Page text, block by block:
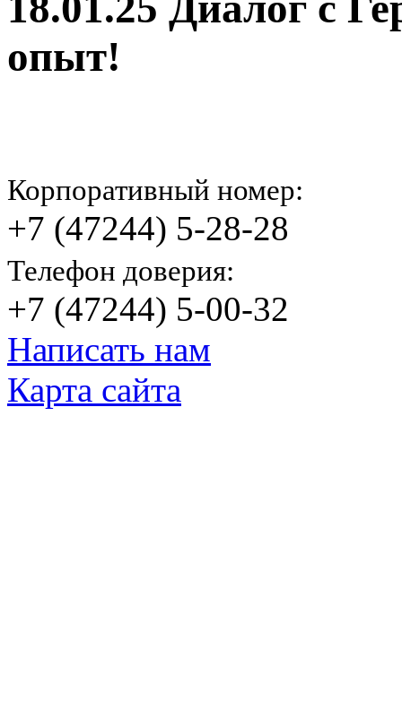
опыт!
Корпоративный номер:
+7 (47244) 5-28-28
Телефон доверия:
+7 (47244) 5-00-32
Написать нам
Карта сайта